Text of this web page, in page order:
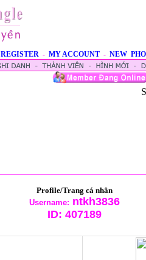
REGISTER - MY ACCOUNT - NEW
Profile/Trang cá nhân
Username: ntkh3836
ID: 407189